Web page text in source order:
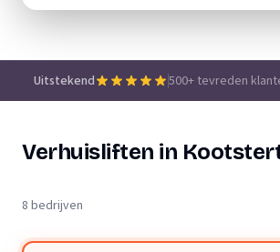
Uitstekend 500+ tevreden
Verhuisliften in
8 bedrijven